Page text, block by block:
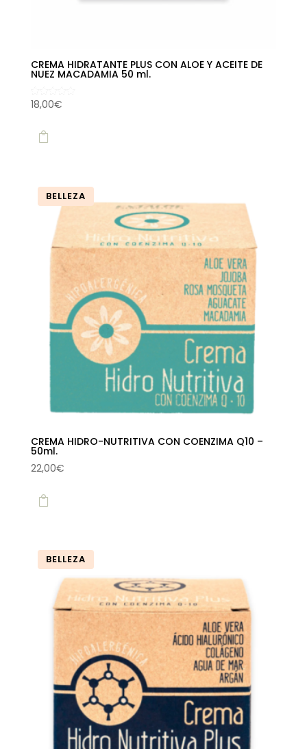
CREMA HIDRATANTE PLUS CON ALOE Y ACEITE DE
NUEZ MACADAMIA 50 ml.
Valorado
con
18,00€

BELLEZA
CREMA HIDRO-NUTRITIVA CON COENZIMA Q10 –
50ml.
22,00€

BELLEZA